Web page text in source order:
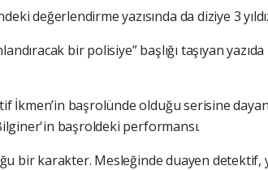
değerlendirme yazısında da diziye 3
bir polisiye” başlığı taşıyan
İkmen’in başrolünde olduğu serisine
başroldeki performansı.
bir karakter. Mesleğinde duayen detektif,